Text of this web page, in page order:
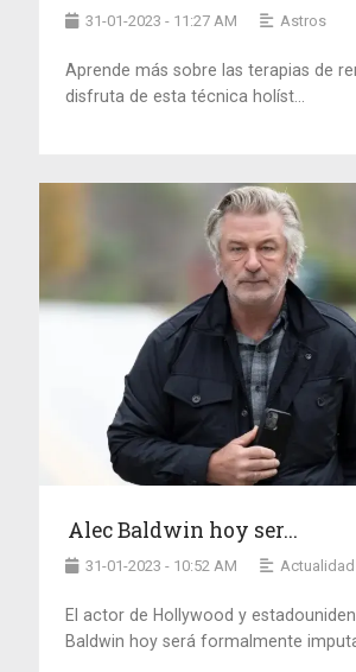
31-01-2023 - 11:27 AM Astros
Aprende más sobre las terapias de
disfruta de esta técnica holíst...
Alec Baldwin hoy ser...
31-01-2023 - 10:52 AM Actualidad
El actor de Hollywood y
Baldwin hoy será formalmente